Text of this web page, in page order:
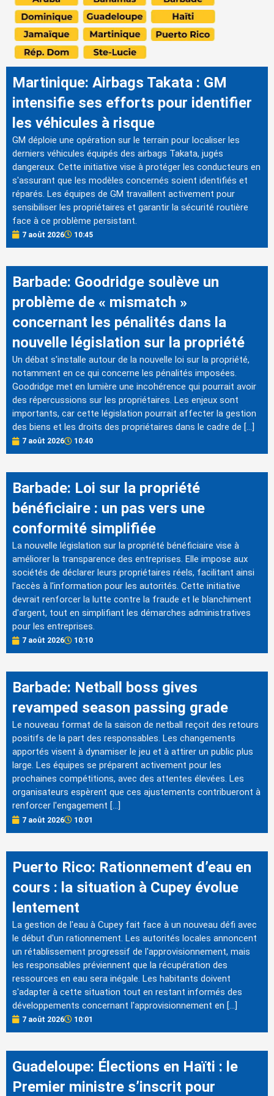
Martinique: Airbags Takata : GM
intensifie ses efforts pour identifier
les véhicules à risque
GM déploie une opération sur le terrain pour localiser les
derniers véhicules équipés des airbags Takata, jugés
dangereux. Cette initiative vise à protéger les conducteurs en
s'assurant que les modèles concernés soient identifiés et
réparés. Les équipes de GM travaillent activement pour
sensibiliser les propriétaires et garantir la sécurité routière
face à ce problème persistant.
7 août 2026 10:45
Barbade: Goodridge soulève un
problème de « mismatch »
concernant les pénalités dans la
nouvelle législation sur la propriété
Un débat s'installe autour de la nouvelle loi sur la propriété,
notamment en ce qui concerne les pénalités imposées.
Goodridge met en lumière une incohérence qui pourrait avoir
des répercussions sur les propriétaires. Les enjeux sont
importants, car cette législation pourrait affecter la gestion
des biens et les droits des propriétaires dans le cadre de […]
7 août 2026 10:40
Barbade: Loi sur la propriété
bénéficiaire : un pas vers une
conformité simplifiée
La nouvelle législation sur la propriété bénéficiaire vise à
améliorer la transparence des entreprises. Elle impose aux
sociétés de déclarer leurs propriétaires réels, facilitant ainsi
l'accès à l'information pour les autorités. Cette initiative
devrait renforcer la lutte contre la fraude et le blanchiment
d'argent, tout en simplifiant les démarches administratives
pour les entreprises.
7 août 2026 10:10
Barbade: Netball boss gives
revamped season passing grade
Le nouveau format de la saison de netball reçoit des retours
positifs de la part des responsables. Les changements
apportés visent à dynamiser le jeu et à attirer un public plus
large. Les équipes se préparent activement pour les
prochaines compétitions, avec des attentes élevées. Les
organisateurs espèrent que ces ajustements contribueront à
renforcer l'engagement […]
7 août 2026 10:01
Puerto Rico: Rationnement d’eau en
cours : la situation à Cupey évolue
lentement
La gestion de l'eau à Cupey fait face à un nouveau défi avec
le début d'un rationnement. Les autorités locales annoncent
un rétablissement progressif de l'approvisionnement, mais
les responsables préviennent que la récupération des
ressources en eau sera inégale. Les habitants doivent
s'adapter à cette situation tout en restant informés des
développements concernant l'approvisionnement en […]
7 août 2026 10:01
Guadeloupe: Élections en Haïti : le
Premier ministre s’inscrit pour